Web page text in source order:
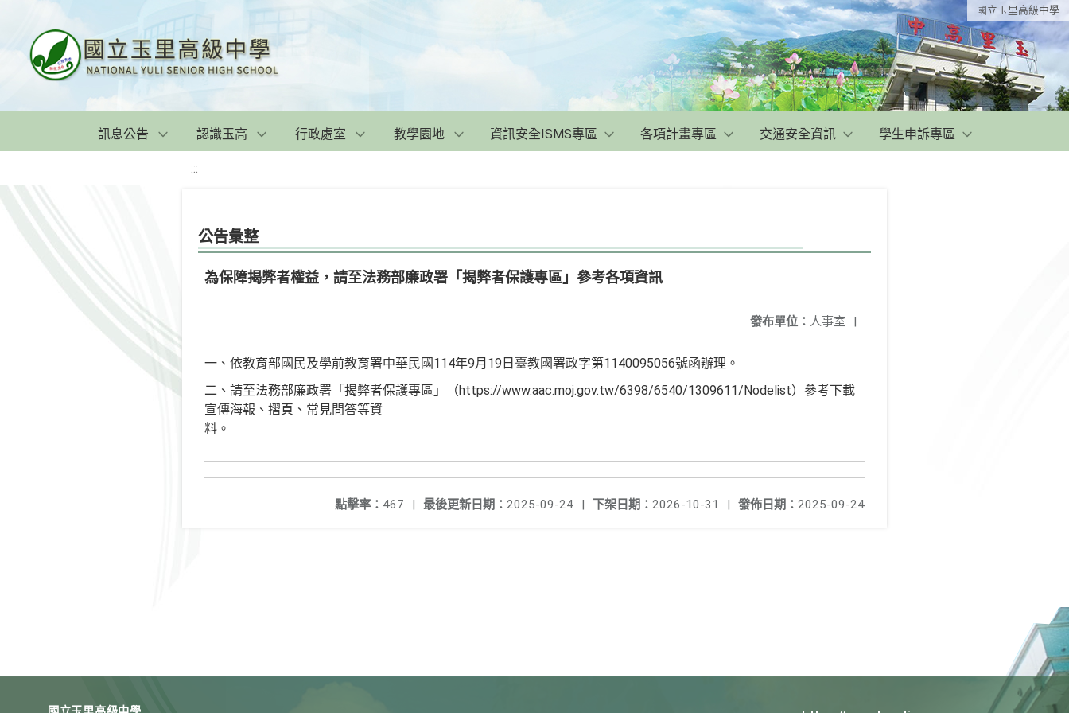
國立玉里高級中學
訊息公告 認識玉高 行政處室 教學園地 資訊安全ISMS專區 各項計畫專區 交通安全資訊 學生申訴專區
:::
公告彙整
為保障揭弊者權益，請至法務部廉政署「揭弊者保護專區」參考各項資訊
發布單位： 人事室 |
一、依教育部國民及學前教育署中華民國114年9月19日臺教國署政字第1140095056號函辦理。
二、請至法務部廉政署「揭弊者保護專區」（https://www.aac.moj.gov.tw/6398/6540/1309611/Nodelist）參考下載
宣傳海報、摺頁、常見問答等資
料。
發佈日期： 2025-09-24
下架日期： 2026-10-31 |
最後更新日期： 2025-09-24 |
點擊率： 467 |